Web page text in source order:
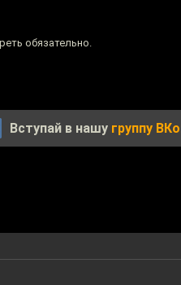
обязательно.
Вступай в нашу группу